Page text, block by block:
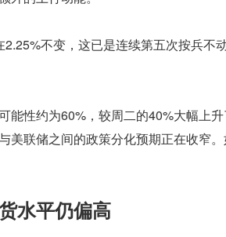
不变，这已是连续第五次按兵不
能性约为60%，较周二的40%大幅上
联储之间的政策分化预期正在收窄
水平仍偏高